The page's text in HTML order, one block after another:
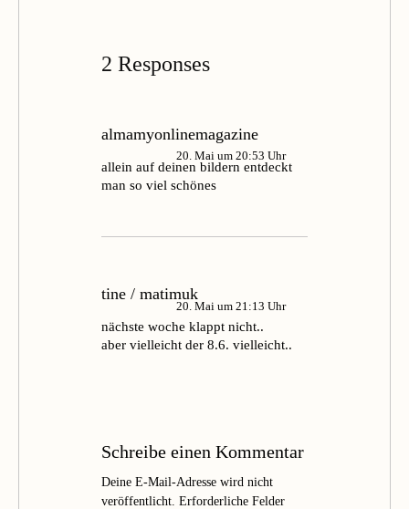
2 Responses
almamyonlinemagazine
20. Mai um 20:53 Uhr
allein auf deinen bildern entdeckt
man so viel schönes
tine / matimuk
20. Mai um 21:13 Uhr
nächste woche klappt nicht..
aber vielleicht der 8.6. vielleicht..
Schreibe einen Kommentar
Deine E-Mail-Adresse wird nicht
veröffentlicht. Erforderliche Felder